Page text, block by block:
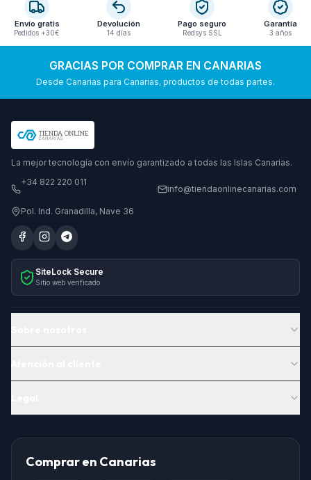
Envío gratis
Pedidos +30€
Devolución
14 días
Pago seguro
Redsys SSL
Garantía
3 años
GRACIAS POR COMPRAR EN CANARIAS
Desde Canarias para Canarias, productos de todas partes.
La mejor tecnología con envío garantizado a todas las Islas Canarias.
+34 822 220 011
info@tiendaonlinecanarias.com
Pol. Ind. Granadilla, Nave 36
SiteLock Secure
Sitio web verificado
Comprar en Canarias